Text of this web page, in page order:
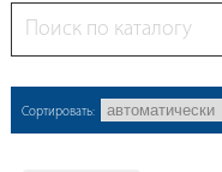
Сортировать: